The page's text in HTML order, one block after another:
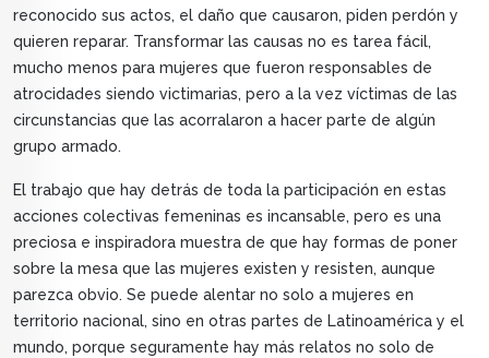
reconocido sus actos, el daño que causaron, piden perdón y
quieren reparar. Transformar las causas no es tarea fácil,
mucho menos para mujeres que fueron responsables de
atrocidades siendo victimarias, pero a la vez víctimas de las
circunstancias que las acorralaron a hacer parte de algún
grupo armado.
El trabajo que hay detrás de toda la participación en estas
acciones colectivas femeninas es incansable, pero es una
preciosa e inspiradora muestra de que hay formas de poner
sobre la mesa que las mujeres existen y resisten, aunque
parezca obvio. Se puede alentar no solo a mujeres en
territorio nacional, sino en otras partes de Latinoamérica y el
mundo, porque seguramente hay más relatos no solo de